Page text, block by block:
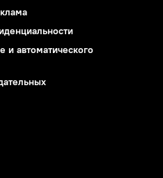
и автоматического